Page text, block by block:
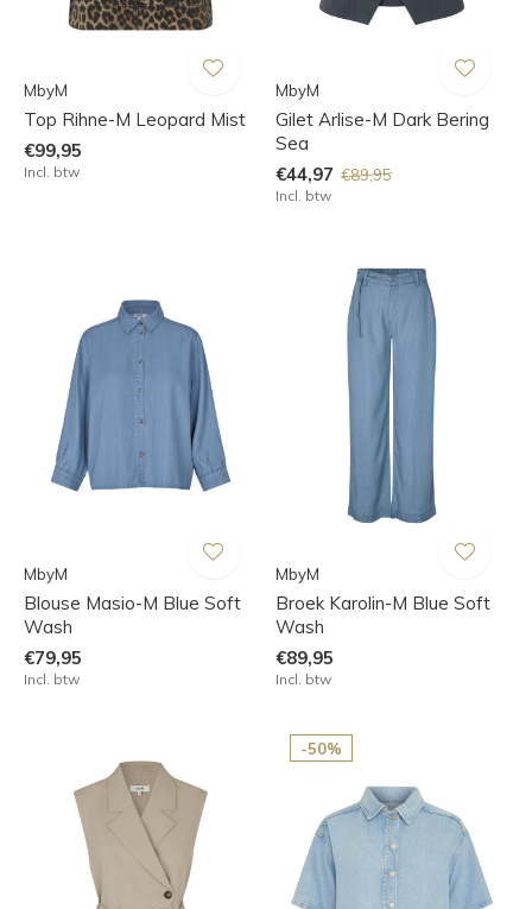
MbyM
Top Rihne-M Leopard Mist
€99,95
Incl. btw
MbyM
Gilet Arlise-M Dark Bering
Sea
€44,97 €89,95
Incl. btw
MbyM
Blouse Masio-M Blue Soft
Wash
€79,95
Incl. btw
MbyM
Broek Karolin-M Blue Soft
Wash
€89,95
Incl. btw
-50%